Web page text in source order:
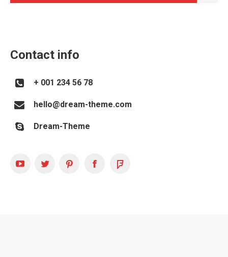
Contact info
+ 001 234 56 78
hello@dream-theme.com
Dream-Theme
YouTubeTwitterPinterestFacebookFoursquare